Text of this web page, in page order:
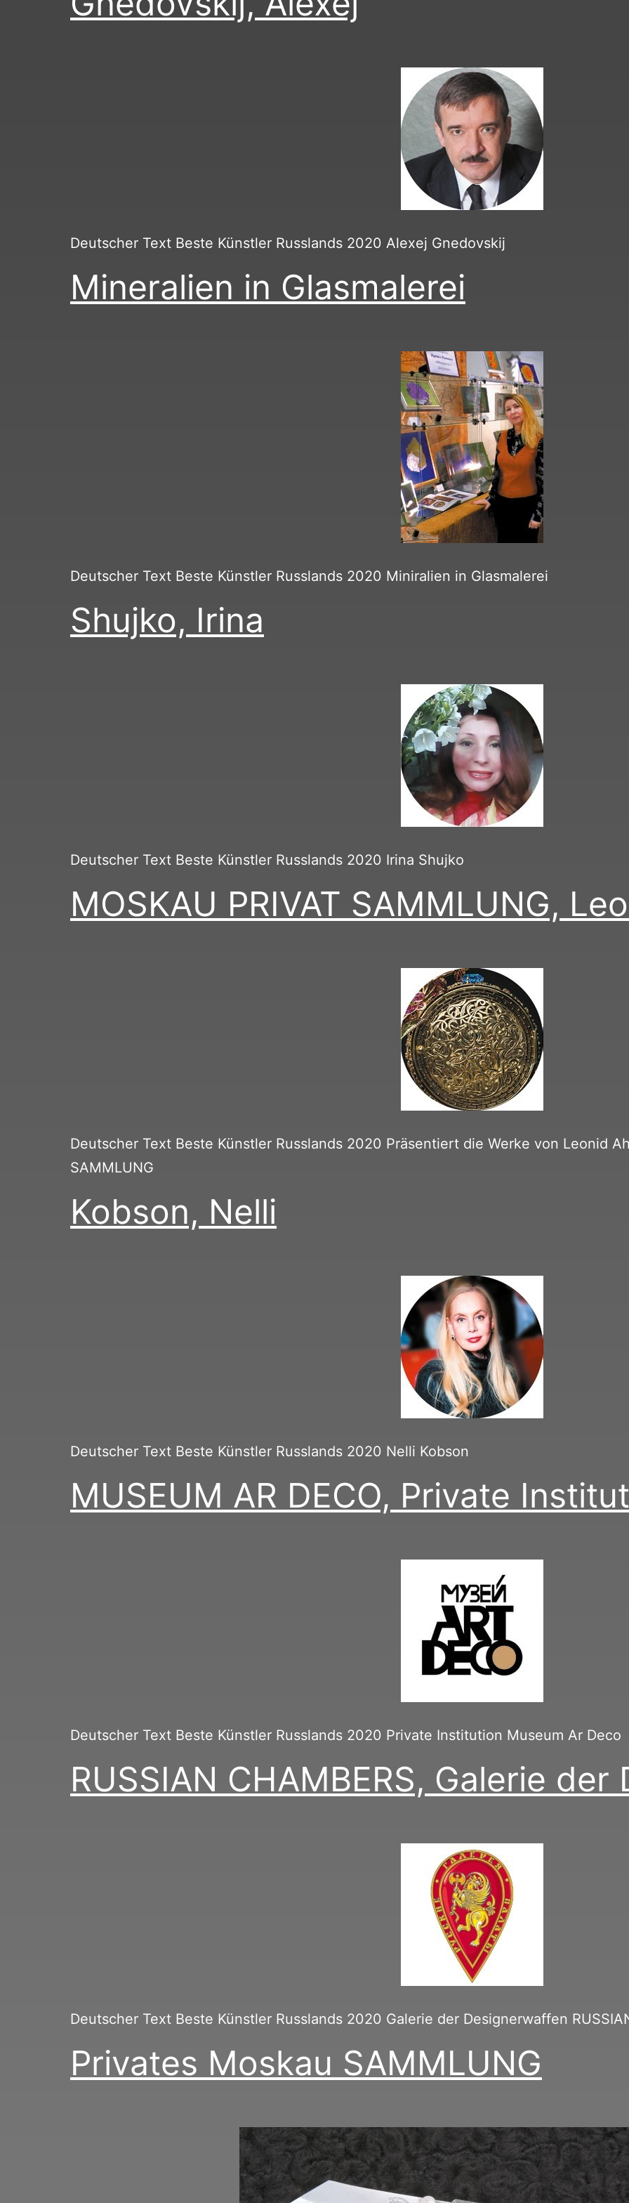
Deutscher Text Beste Künstler Russlands 2020 Alexej Gnedovskij
Mineralien in Glasmalerei
Deutscher Text Beste Künstler Russlands 2020 Miniralien in Glasmalerei
Shujko, Irina
Deutscher Text Beste Künstler Russlands 2020 Irina Shujko
MOSKAU PRIVAT SAMMLUNG,
Deutscher Text Beste Künstler Russlands 2020 Präsentiert die Werke von Leonid
SAMMLUNG
Kobson, Nelli
Deutscher Text Beste Künstler Russlands 2020 Nelli Kobson
MUSEUM AR DECO, Private
Deutscher Text Beste Künstler Russlands 2020 Private Institution Museum Ar Deco
RUSSIAN CHAMBERS, Galerie
Deutscher Text Beste Künstler Russlands 2020 Galerie der Designerwaffen
Privates Moskau SAMMLUNG